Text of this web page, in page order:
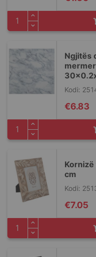
Ngjitës
Kodi:
€6.83
cm
Kodi:
€7.05